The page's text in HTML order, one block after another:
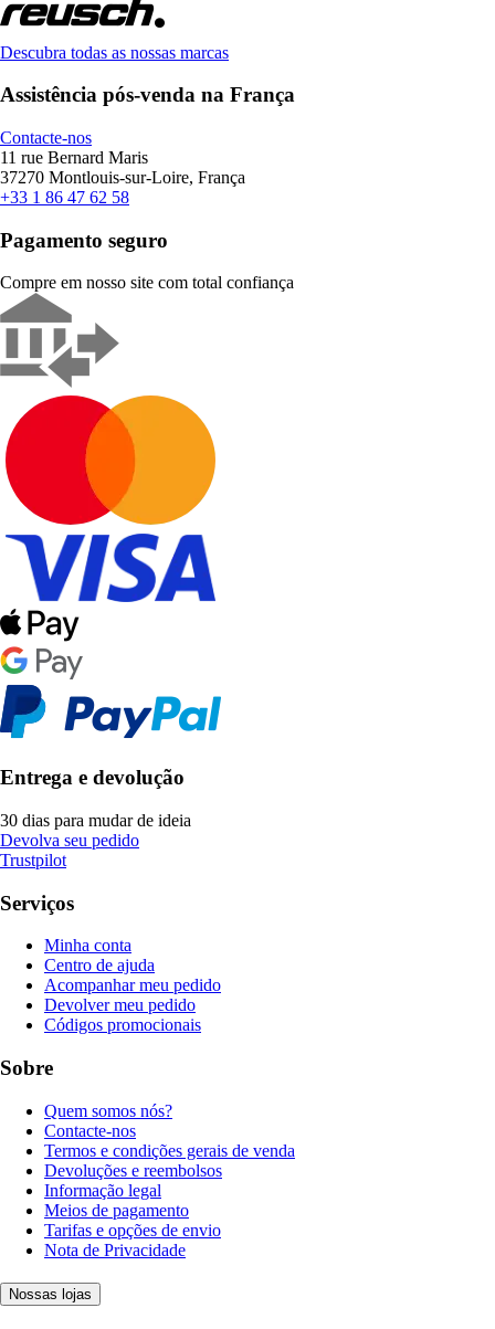
Descubra todas as nossas marcas
Assistência pós-venda na França
Contacte-nos
11 rue Bernard Maris
37270 Montlouis-sur-Loire, França
+33 1 86 47 62 58
Pagamento seguro
Compre em nosso site com total confiança
Entrega e devolução
30 dias para mudar de ideia
Devolva seu pedido
Trustpilot
Serviços
Minha conta
Centro de ajuda
Acompanhar meu pedido
Devolver meu pedido
Códigos promocionais
Sobre
Quem somos nós?
Contacte-nos
Termos e condições gerais de venda
Devoluções e reembolsos
Informação legal
Meios de pagamento
Tarifas e opções de envio
Nota de Privacidade
Nossas lojas